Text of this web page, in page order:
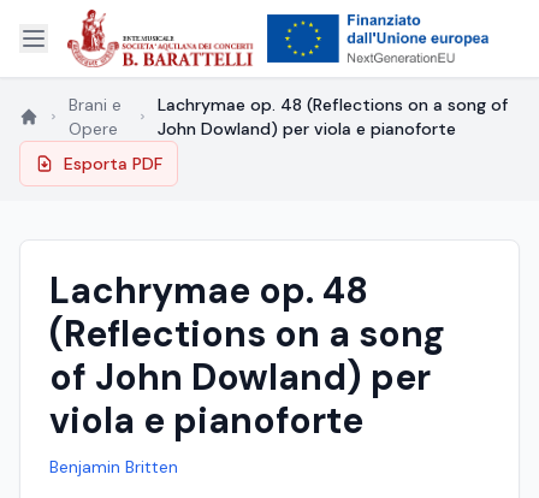
Brani e
Opere
Lachrymae op. 48 (Reflections on a song of
John Dowland) per viola e pianoforte
Esporta PDF
Lachrymae op. 48
(Reflections on a song
of John Dowland) per
viola e pianoforte
Benjamin Britten